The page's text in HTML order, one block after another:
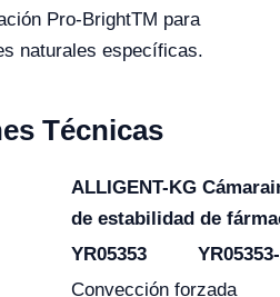
Pro-BrightTM para
naturales específicas.
Técnicas
ALLIGENT-KG Cámara
de estabilidad de
YR05353
Convección forzada